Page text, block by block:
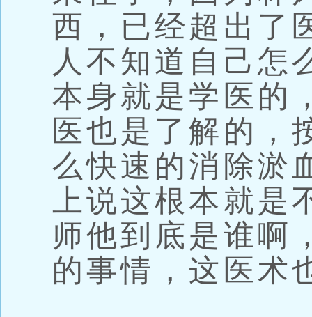
西，已经超出了
人不知道自己怎
本身就是学医的
医也是了解的，
么快速的消除淤
上说这根本就
师他到底是谁啊
的事情，这医术